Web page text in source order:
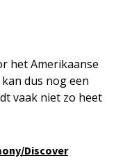
het Amerikaanse
dus nog een
vaak niet zo heet
Discover